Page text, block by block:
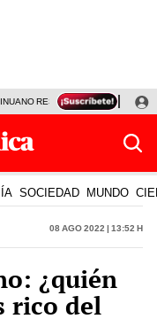
RESULTADOS HOY
SOCIEDAD MUNDO
08 Ago 2022 | 13:52 h
¿quién
rico del